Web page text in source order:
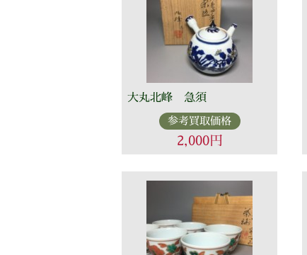
大丸北峰 急須
参考買取価格
2,000円